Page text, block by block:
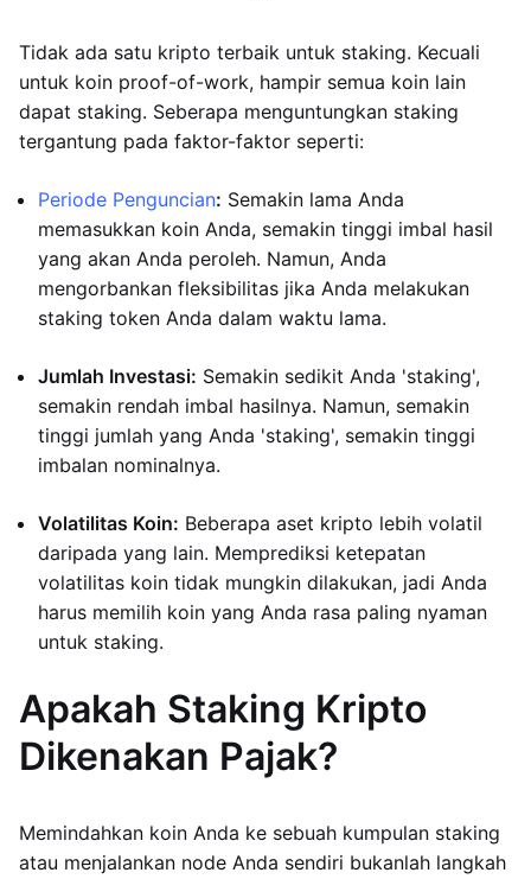
Tidak ada satu kripto terbaik untuk staking. Kecuali
untuk koin proof-of-work, hampir semua koin lain
dapat staking. Seberapa menguntungkan staking
tergantung pada faktor-faktor seperti:
Periode Penguncian: Semakin lama Anda
memasukkan koin Anda, semakin tinggi imbal hasil
yang akan Anda peroleh. Namun, Anda
mengorbankan fleksibilitas jika Anda melakukan
staking token Anda dalam waktu lama.
Jumlah Investasi: Semakin sedikit Anda 'staking',
semakin rendah imbal hasilnya. Namun, semakin
tinggi jumlah yang Anda 'staking', semakin tinggi
imbalan nominalnya.
Volatilitas Koin: Beberapa aset kripto lebih volatil
daripada yang lain. Memprediksi ketepatan
volatilitas koin tidak mungkin dilakukan, jadi Anda
harus memilih koin yang Anda rasa paling nyaman
untuk staking.
Apakah Staking Kripto
Dikenakan Pajak?
Memindahkan koin Anda ke sebuah kumpulan staking
atau menjalankan node Anda sendiri bukanlah langkah